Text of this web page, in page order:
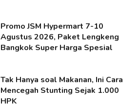
Promo JSM Hypermart 7-10
Agustus 2026, Paket Lengkeng
Bangkok Super Harga Spesial
Tak Hanya soal Makanan, Ini Cara
Mencegah Stunting Sejak 1.000
HPK